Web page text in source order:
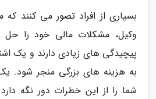
بسیاری از افراد تصور می کنند که
وکیل، مشکلات مالی خود را حل
پیچیدگی های زیادی دارند و یک
به هزینه های بزرگی منجر شود.
شما را از این خطرات دور نگه